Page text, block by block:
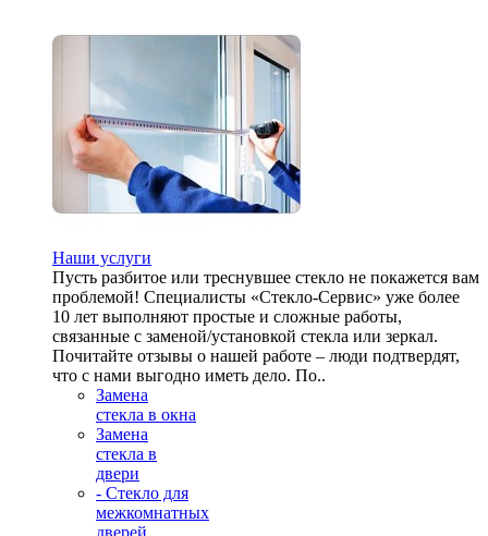
Наши услуги
Пусть разбитое или треснувшее стекло не покажется вам
проблемой! Специалисты «Стекло-Сервис» уже более
10 лет выполняют простые и сложные работы,
связанные с заменой/установкой стекла или зеркал.
Почитайте отзывы о нашей работе – люди подтвердят,
что с нами выгодно иметь дело. По..
Замена
стекла в окна
Замена
стекла в
двери
- Стекло для
межкомнатных
дверей